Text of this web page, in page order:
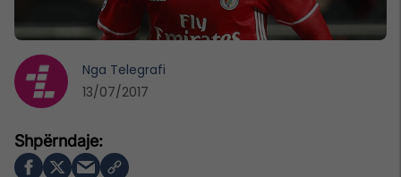
Nga Telegrafi
13/07/2017